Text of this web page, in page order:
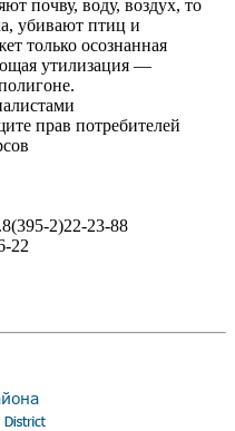
почву, воду, воздух, то
убивают птиц и
только осознанная
утилизация —
прав потребителей
2)22-23-88
22